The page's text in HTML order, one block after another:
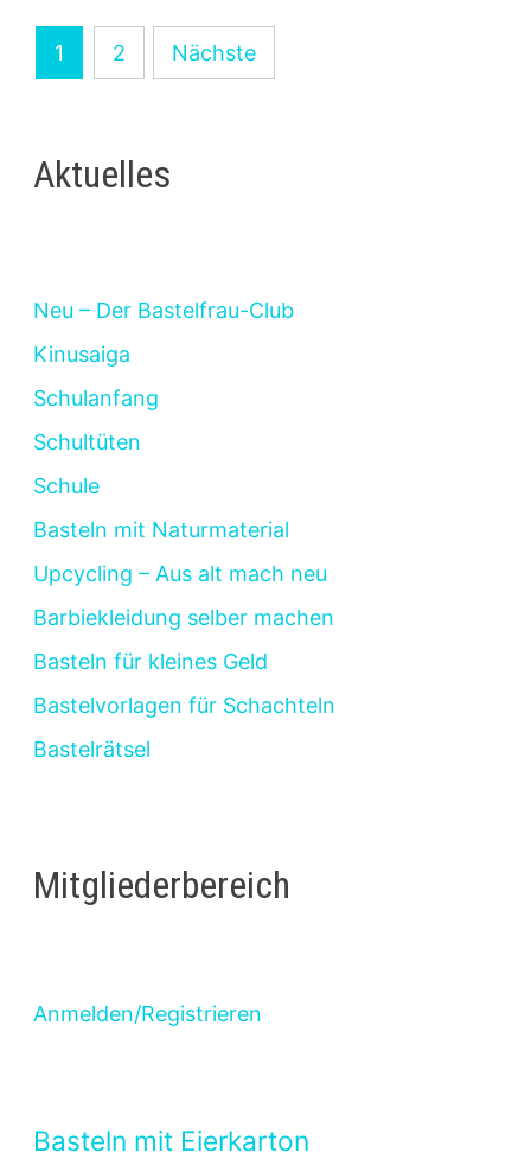
Seitennummerierung
der
1 2 Nächste
Aktuelles
Neu – Der Bastelfrau-Club
Kinusaiga
Schulanfang
Schultüten
Schule
Basteln mit Naturmaterial
Upcycling – Aus alt mach neu
Barbiekleidung selber machen
Basteln für kleines Geld
Bastelvorlagen für Schachteln
Bastelrätsel
Mitgliederbereich
Anmelden/Registrieren
Basteln mit Eierkarton